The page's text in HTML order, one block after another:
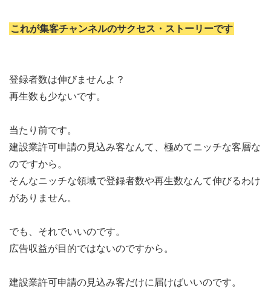
これが集客チャンネルのサクセス・ストーリーです
登録者数は伸びませんよ？
再生数も少ないです。
当たり前です。
建設業許可申請の見込み客なんて、極めてニッチな客層な
のですから。
そんなニッチな領域で登録者数や再生数なんて伸びるわけ
がありません。
でも、それでいいのです。
広告収益が目的ではないのですから。
建設業許可申請の見込み客だけに届けばいいのです。